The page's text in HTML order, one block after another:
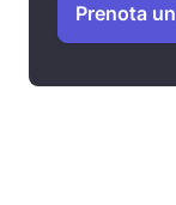
Prenota